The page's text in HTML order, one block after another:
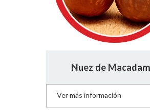
Nuez de
Ver más información